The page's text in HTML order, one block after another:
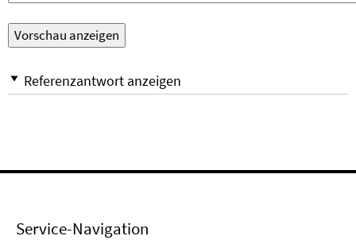
Referenzantwort anzeigen
Service-Navigation